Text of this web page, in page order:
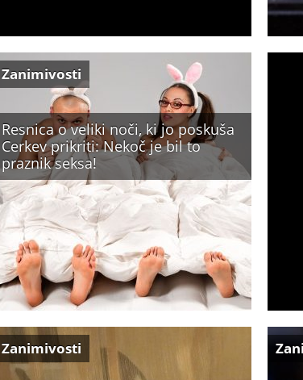
Resnica o veliki noči, ki jo poskuša
Cerkev prikriti: Nekoč je bil to
praznik seksa!
Zanimivosti
Zanimivosti